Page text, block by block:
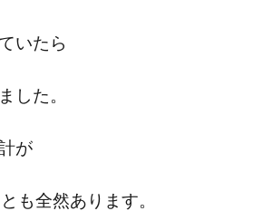
いたら
した。
が
も全然あります。